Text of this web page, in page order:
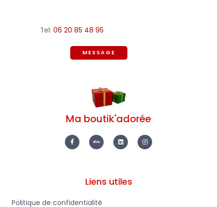
Tel: 06 20 85 48 95
MESSAGE
Ma boutik'adorée
a
c
e
b
a
y
i
n
k
n
s
t
Liens utiles
Politique de confidentialité